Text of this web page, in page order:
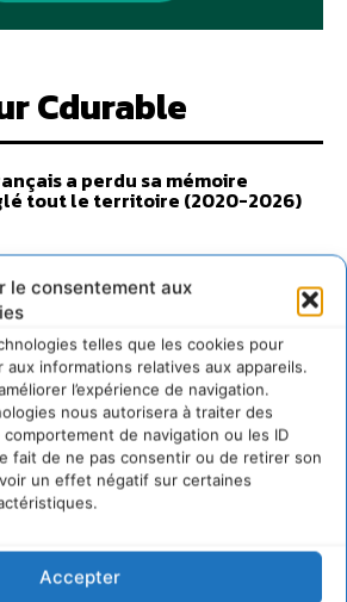
le consentement aux
telles que les cookies pour
informations relatives aux appareils.
l’expérience de navigation.
nous autorisera à traiter des
de navigation ou les ID
fait de ne pas consentir ou de retirer son
un effet négatif sur certaines
Accepter
Cdurable
a perdu sa mémoire
tout le territoire (2020-2026)
aux espèces vivantes
les communs de Zoepolis
lever les freins au
forêts comestibles dans nos
et l’éco-lucidité transforme
villes résilientes et durables,